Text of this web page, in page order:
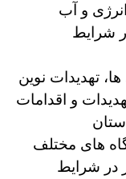
و آب
شرایط
تهدیدات نوین
و اقدامات
های مختلف
در شرایط